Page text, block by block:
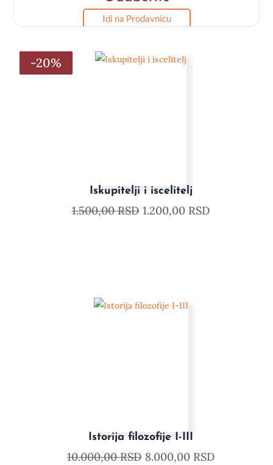
Idi na Prodavnicu
-20%
Iskupitelji i iscelitelj
1.500,00RSD 1.200,00 RSD
-20%
Istorija filozofije I-III
10.000,00RSD 8.000,00 RSD
-20%
-20%
-20%
-20%